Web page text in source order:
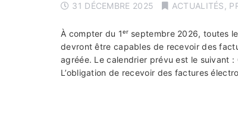
31 DÉCEMBRE 2025 ACTUALITÉS
À compter du 1ᵉʳ septembre 2026, toutes
devront être capables de recevoir des
agréée. Le calendrier prévu est le suivant
L’obligation de recevoir des factures